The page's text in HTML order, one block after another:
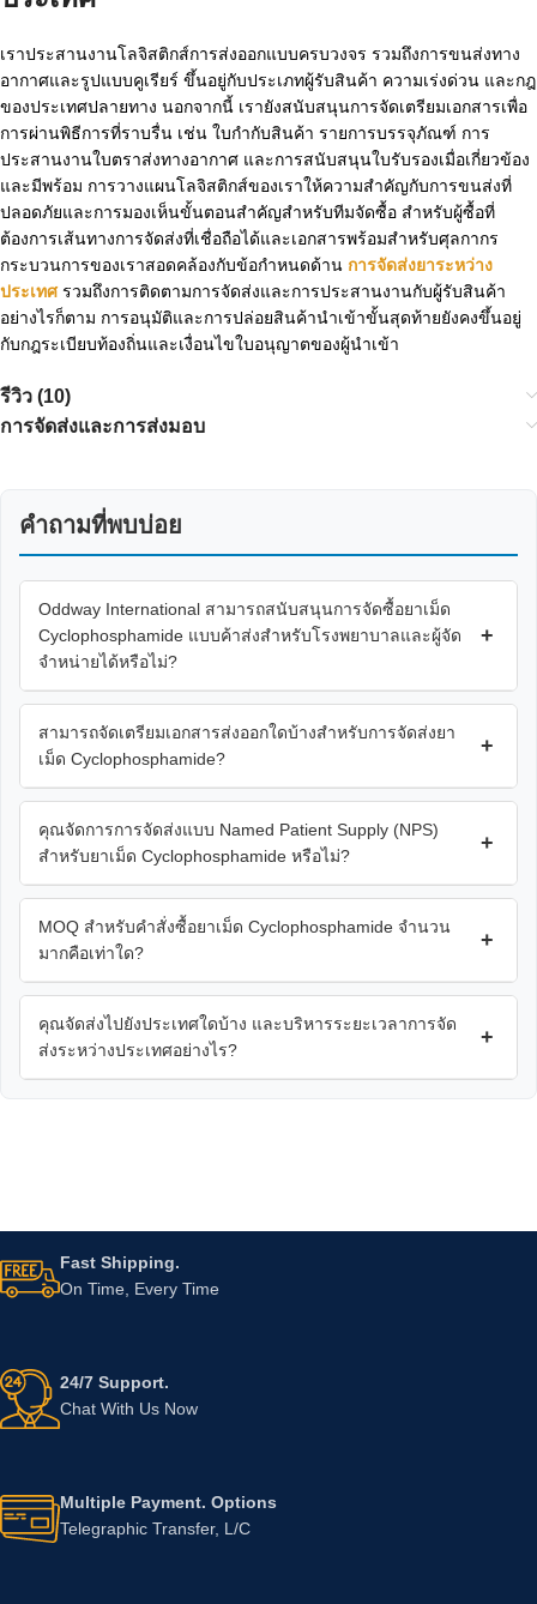
เราประสานงานโลจิสติกส์การส่งออกแบบครบวงจร รวมถึงการขนส่งทาง
อากาศและรูปแบบคูเรียร์ ขึ้นอยู่กับประเภทผู้รับสินค้า ความเร่งด่วน และกฎ
ของประเทศปลายทาง นอกจากนี้ เรายังสนับสนุนการจัดเตรียมเอกสารเพื่อ
การผ่านพิธีการที่ราบรื่น เช่น ใบกำกับสินค้า รายการบรรจุภัณฑ์ การ
ประสานงานใบตราส่งทางอากาศ และการสนับสนุนใบรับรองเมื่อเกี่ยวข้อง
และมีพร้อม การวางแผนโลจิสติกส์ของเราให้ความสำคัญกับการขนส่งที่
ปลอดภัยและการมองเห็นขั้นตอนสำคัญสำหรับทีมจัดซื้อ สำหรับผู้ซื้อที่
ต้องการเส้นทางการจัดส่งที่เชื่อถือได้และเอกสารพร้อมสำหรับศุลกากร
กระบวนการของเราสอดคล้องกับข้อกำหนดด้าน การจัดส่งยาระหว่าง
ประเทศรวมถึงการติดตามการจัดส่งและการประสานงานกับผู้รับสินค้า
อย่างไรก็ตาม การอนุมัติและการปล่อยสินค้านำเข้าขั้นสุดท้ายยังคงขึ้นอยู่
กับกฎระเบียบท้องถิ่นและเงื่อนไขใบอนุญาตของผู้นำเข้า
รีวิว (10)
การจัดส่งและการส่งมอบ
คำถามที่พบบ่อย
Oddway International สามารถสนับสนุนการจัดซื้อยาเม็ด
Cyclophosphamide แบบค้าส่งสำหรับโรงพยาบาลและผู้จัด
จำหน่ายได้หรือไม่?
+
สามารถจัดเตรียมเอกสารส่งออกใดบ้างสำหรับการจัดส่งยา
เม็ด Cyclophosphamide?
+
คุณจัดการการจัดส่งแบบ Named Patient Supply (NPS)
สำหรับยาเม็ด Cyclophosphamide หรือไม่?
+
MOQ สำหรับคำสั่งซื้อยาเม็ด Cyclophosphamide จำนวน
มากคือเท่าใด?
+
คุณจัดส่งไปยังประเทศใดบ้าง และบริหารระยะเวลาการจัด
ส่งระหว่างประเทศอย่างไร?
+
Fast Shipping.
On Time, Every Time
24/7 Support.
Chat With Us Now
Multiple Payment. Options
Telegraphic Transfer, L/C